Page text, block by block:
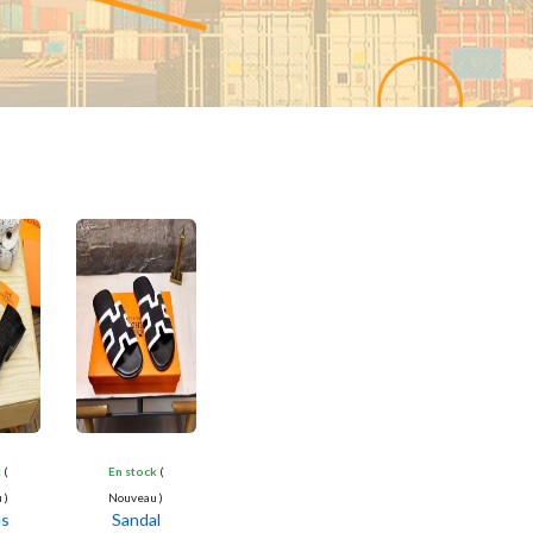
(
)
En stock (
Nouveau )
Sandal